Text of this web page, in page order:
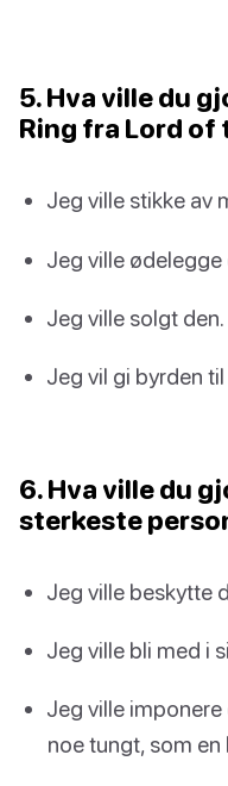
5. Hva ville du
Ring fra Lord of
Jeg ville stikke av
Jeg ville ødelegge
Jeg ville solgt den.
Jeg vil gi byrden
6. Hva ville du
sterkeste
Jeg ville beskytte
Jeg ville bli med i
Jeg ville
noe tungt, som en